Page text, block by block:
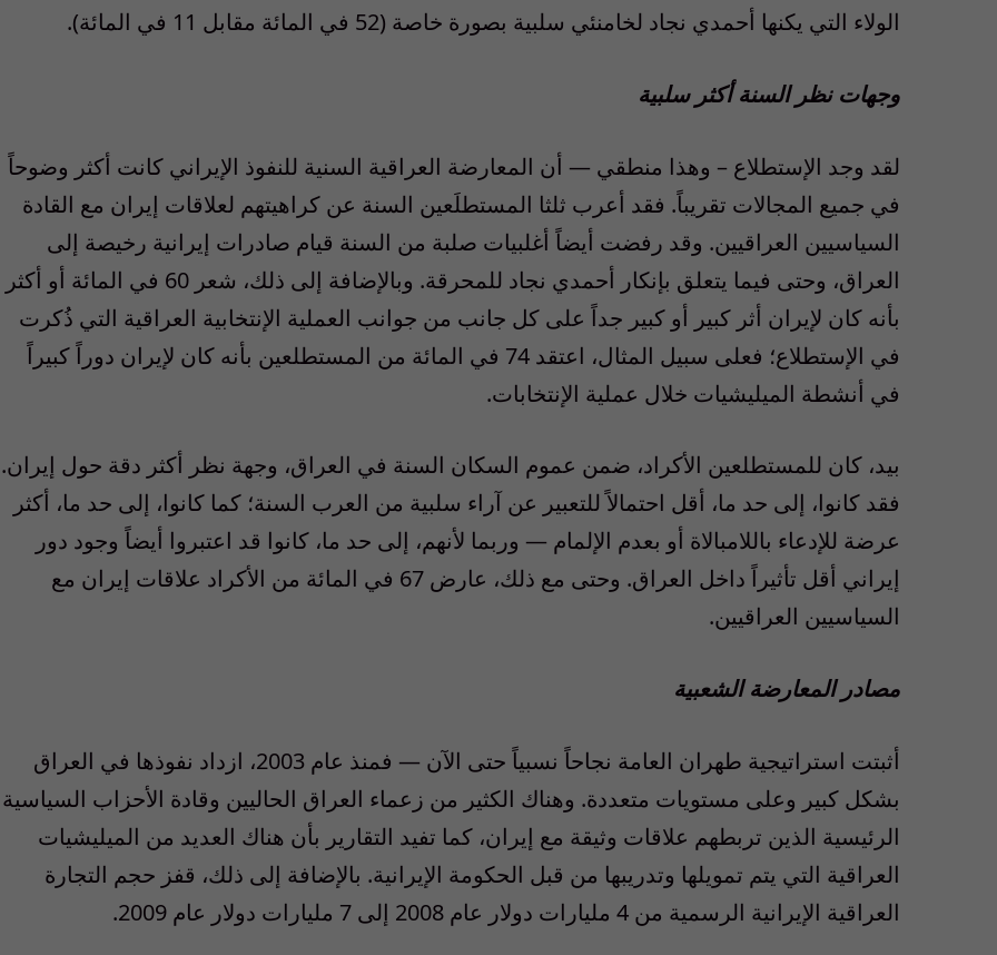
الولاء التي يكنها أحمدي نجاد لخامنئي سلبية بصورة خاصة (52 في المائة مقابل 11 في المائة).
وجهات نظر السنة أكثر سلبية
لقد وجد الإستطلاع – وهذا منطقي — أن المعارضة العراقية السنية للنفوذ الإيراني كانت أكثر وضوحاً
في جميع المجالات تقريباً. فقد أعرب ثلثا المستطلَعين السنة عن كراهيتهم لعلاقات إيران مع القادة
السياسيين العراقيين. وقد رفضت أيضاً أغلبيات صلبة من السنة قيام صادرات إيرانية رخيصة إلى
العراق، وحتى فيما يتعلق بإنكار أحمدي نجاد للمحرقة. وبالإضافة إلى ذلك، شعر 60 في المائة أو أكثر
بأنه كان لإيران أثر كبير أو كبير جداً على كل جانب من جوانب العملية الإنتخابية العراقية التي ذُكرت
في الإستطلاع؛ فعلى سبيل المثال، اعتقد 74 في المائة من المستطلعين بأنه كان لإيران دوراً كبيراً
في أنشطة الميليشيات خلال عملية الإنتخابات.
بيد، كان للمستطلعين الأكراد، ضمن عموم السكان السنة في العراق، وجهة نظر أكثر دقة حول إيران.
فقد كانوا، إلى حد ما، أقل احتمالاً للتعبير عن آراء سلبية من العرب السنة؛ كما كانوا، إلى حد ما، أكثر
عرضة للإدعاء باللامبالاة أو بعدم الإلمام — وربما لأنهم، إلى حد ما، كانوا قد اعتبروا أيضاً وجود دور
إيراني أقل تأثيراً داخل العراق. وحتى مع ذلك، عارض 67 في المائة من الأكراد علاقات إيران مع
السياسيين العراقيين.
مصادر المعارضة الشعبية
أثبتت استراتيجية طهران العامة نجاحاً نسبياً حتى الآن — فمنذ عام 2003، ازداد نفوذها في العراق
بشكل كبير وعلى مستويات متعددة. وهناك الكثير من زعماء العراق الحاليين وقادة الأحزاب السياسية
الرئيسية الذين تربطهم علاقات وثيقة مع إيران، كما تفيد التقارير بأن هناك العديد من الميليشيات
العراقية التي يتم تمويلها وتدريبها من قبل الحكومة الإيرانية. بالإضافة إلى ذلك، قفز حجم التجارة
العراقية الإيرانية الرسمية من 4 مليارات دولار عام 2008 إلى 7 مليارات دولار عام 2009.